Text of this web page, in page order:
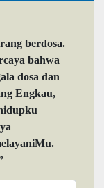
berdosa.
bahwa
dosa dan
Engkau,